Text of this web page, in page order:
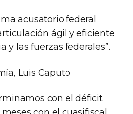
acusatorio federal
ágil y eficiente
y las fuerzas federales”.
Luis Caputo
con el déficit